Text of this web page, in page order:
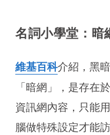
名詞小學堂：暗
維基百科介紹，黑
「暗網」，是存在
資訊網內容，只能
腦做特殊設定才能訪